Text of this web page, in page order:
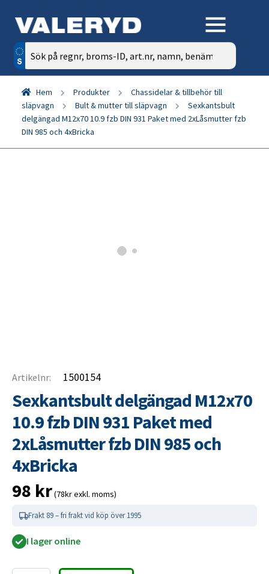
Sök
efter:
Hem Produkter
Chassidelar & tillbehör till
släpvagn
Bult & mutter till släpvagn
Sexkantsbult
delgängad M12x70 10.9 fzb DIN 931 Paket med 2xLåsmutter fzb
DIN 985 och 4xBricka
Artikelnr: 1500154
Sexkantsbult delgängad M12x70
10.9 fzb DIN 931 Paket med
2xLåsmutter fzb DIN 985 och
4xBricka
98 kr(78kr exkl. moms)
Frakt 89 – fri frakt vid köp över 1995
I lager online